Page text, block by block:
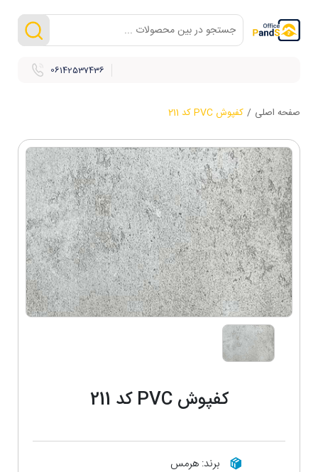
06142537436
صفحه اصلی / کفپوش PVC کد 211
کفپوش PVC کد 211
برند: هرمس